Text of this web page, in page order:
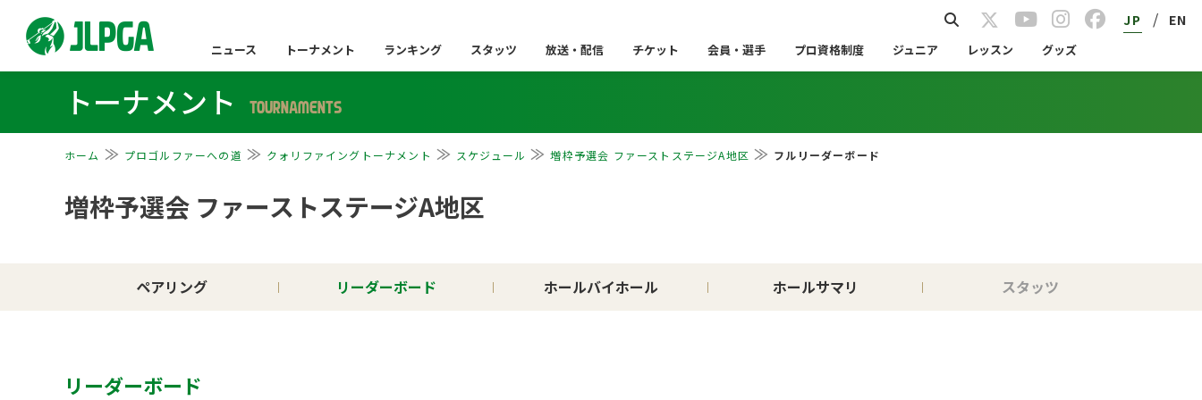
JP / EN
ニュース トーナメント ランキング スタッツ 放送・配信 チケット 会員・選手 プロ資格制度 ジュニア レッスン グッズ
トーナメント TOURNAMENTS
ホーム プロゴルファーへの道 クォリファイングトーナメント スケジュール 増枠予選会 ファーストステージA地区 フルリーダーボード
増枠予選会 ファーストステージA地区
ペアリング リーダーボード ホールバイホール ホールサマリ スタッツ
リーダーボード